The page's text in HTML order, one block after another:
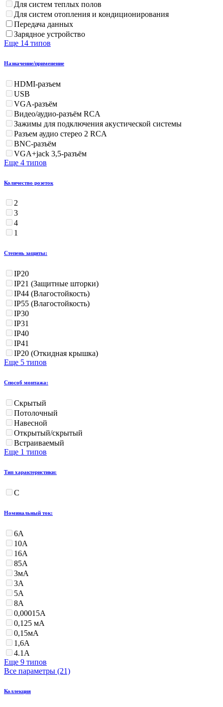
Для систем теплых полов
Для систем отопления и кондиционирования
Передача данных
Зарядное устройство
Еще 14 типов
Назначение/применение
HDMI-разъем
USB
VGA-разъём
Видео/аудио-разъём RCA
Зажимы для подключения акустической системы
Разъем аудио стерео 2 RCA
BNC-разъём
VGA+jack 3,5-разъём
Еще 4 типов
Количество розеток
2
3
4
1
Степень защиты:
IP20
IP21 (Защитные шторки)
IP44 (Влагостойкость)
IP55 (Влагостойкость)
IP30
IP31
IP40
IP41
IP20 (Откидная крышка)
Еще 5 типов
Способ монтажа:
Скрытый
Потолочный
Навесной
Открытый/скрытый
Встраиваемый
Еще 1 типов
Тип характеристики:
С
Номинальный ток:
6А
10А
16А
85А
3мА
3А
5А
8А
0,00015А
0,125 мА
0,15мА
1,6А
4.1А
Еще 9 типов
Все параметры (21)
Коллекция